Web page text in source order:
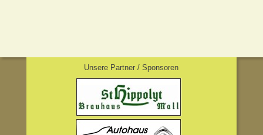
Unsere Partner / Sponsoren